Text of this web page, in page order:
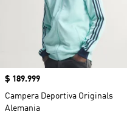
Precio
$ 189.999
Campera Deportiva Originals
Alemania